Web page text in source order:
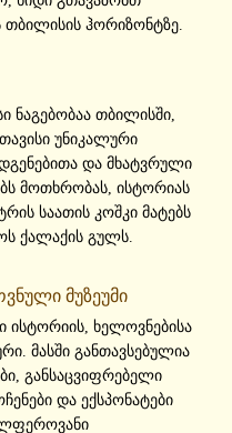
ჰორიზონტზე.
თბილისში,
უნიკალური
და მხატვრული
მოთხრობას, ისტორიას
საათის კოშკი მატებს
ქალაქის გულს.
მუზეუმი
ისტორიის, ხელოვნებისა
მასში განთავსებულია
განსაცვიფრებელი
და ექსპონატები